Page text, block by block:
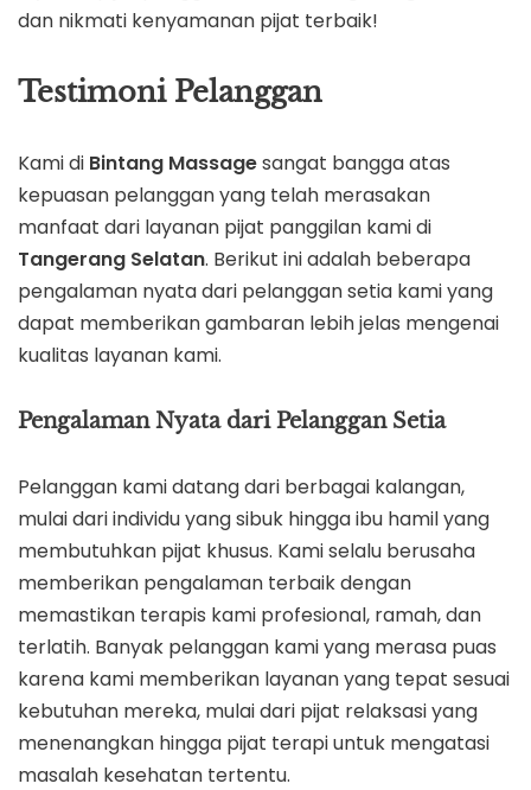
dan nikmati kenyamanan pijat terbaik!
Testimoni Pelanggan
Kami di Bintang Massagesangat bangga atas
kepuasan pelanggan yang telah merasakan
manfaat dari layanan pijat panggilan kami di
Tangerang Selatan. Berikut ini adalah beberapa
pengalaman nyata dari pelanggan setia kami yang
dapat memberikan gambaran lebih jelas mengenai
kualitas layanan kami.
Pengalaman Nyata dari Pelanggan Setia
Pelanggan kami datang dari berbagai kalangan,
mulai dari individu yang sibuk hingga ibu hamil yang
membutuhkan pijat khusus. Kami selalu berusaha
memberikan pengalaman terbaik dengan
memastikan terapis kami profesional, ramah, dan
terlatih. Banyak pelanggan kami yang merasa puas
karena kami memberikan layanan yang tepat sesuai
kebutuhan mereka, mulai dari pijat relaksasi yang
menenangkan hingga pijat terapi untuk mengatasi
masalah kesehatan tertentu.